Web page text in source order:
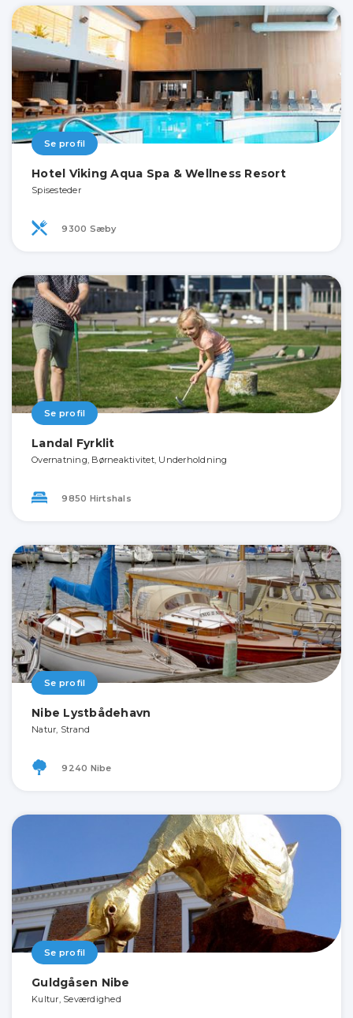
Se profil
Hotel Viking Aqua Spa & Wellness Resort
Spisesteder
9300 Sæby
Se profil
Landal Fyrklit
Overnatning, Børneaktivitet, Underholdning
9850 Hirtshals
Se profil
Nibe Lystbådehavn
Natur, Strand
9240 Nibe
Se profil
Guldgåsen Nibe
Kultur, Seværdighed